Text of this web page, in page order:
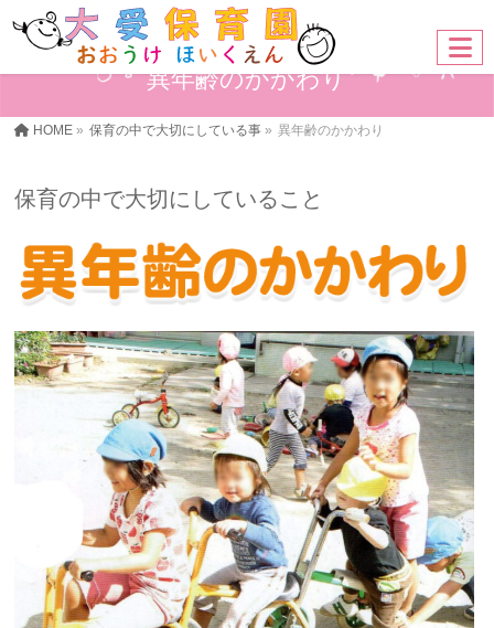
異年齢のかかわり
HOME » 保育の中で大切にしている事 » 異年齢のかかわり
保育の中で大切にしていること